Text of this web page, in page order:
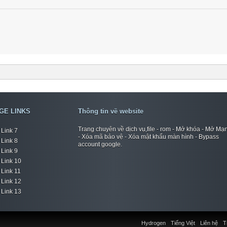
LINKS
7
8
9
10
11
12
13
Thông tin về website
Trang chuyên về dịch vụ,file - rom - Mở khóa - Mở
- Xóa mã bảo vệ - Xóa mật khẩu màn hình - Bypass
account google.
Liên hệ
Hydrogen Tiếng Việt